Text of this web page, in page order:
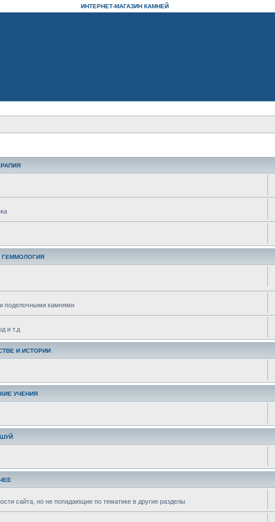
ИНТЕРНЕТ-МАГАЗИН КАМНЕЙ
ГЕММОЛОГИЯ
поделочными камнями
и т.д
И ИСТОРИИ
УЧЕНИЯ
сайта, но не попадающие по тематике в другие разделы